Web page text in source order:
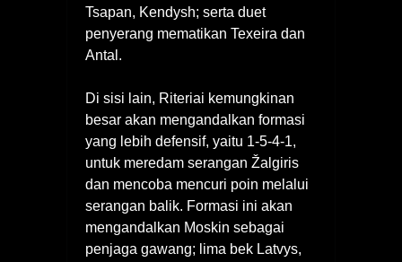
Tsapan, Kendysh; serta duet
penyerang mematikan Texeira dan
Antal.
Di sisi lain, Riteriai kemungkinan
besar akan mengandalkan formasi
yang lebih defensif, yaitu 1-5-4-1,
untuk meredam serangan Žalgiris
dan mencoba mencuri poin melalui
serangan balik. Formasi ini akan
mengandalkan Moskin sebagai
penjaga gawang; lima bek Latvys,